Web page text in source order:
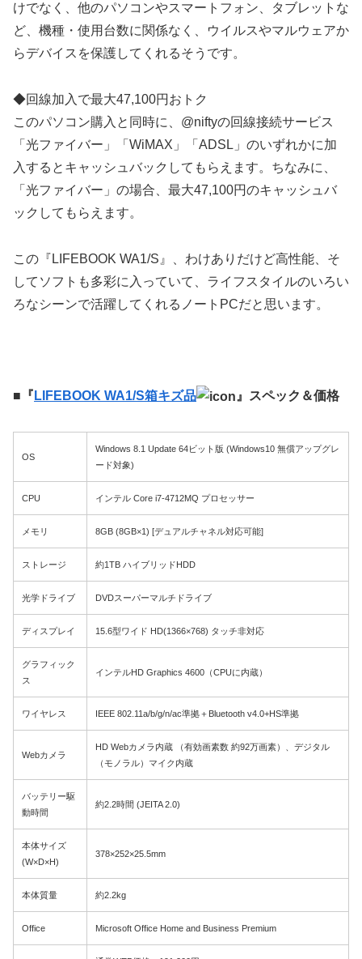
けでなく、他のパソコンやスマートフォン、タブレットな
ど、機種・使用台数に関係なく、ウイルスやマルウェアか
らデバイスを保護してくれるそうです。
◆回線加入で最大47,100円おトク
このパソコン購入と同時に、@niftyの回線接続サービス
「光ファイバー」「WiMAX」「ADSL」のいずれかに加
入するとキャッシュバックしてもらえます。ちなみに、
「光ファイバー」の場合、最大47,100円のキャッシュバ
ックしてもらえます。
この『LIFEBOOK WA1/S』、わけありだけど高性能、そ
してソフトも多彩に入っていて、ライフスタイルのいろい
ろなシーンで活躍してくれるノートPCだと思います。
■『 LIFEBOOK WA1/S箱キズ品 』スペック＆価格
OS
Windows 8.1 Update 64ビット版 (Windows10 無償アップグレ
ード対象)
CPU インテル Core i7-4712MQ プロセッサー
メモリ 8GB (8GB×1) [デュアルチャネル対応可能]
ストレージ 約1TB ハイブリッドHDD
光学ドライブ DVDスーパーマルチドライブ
ディスプレイ 15.6型ワイド HD(1366×768) タッチ非対応
グラフィック
ス
インテルHD Graphics 4600（CPUに内蔵）
ワイヤレス IEEE 802.11a/b/g/n/ac準拠＋Bluetooth v4.0+HS準拠
Webカメラ
HD Webカメラ内蔵 （有効画素数 約92万画素）、デジタル
（モノラル）マイク内蔵
バッテリー駆
動時間
約2.2時間 (JEITA 2.0)
本体サイズ
(W×D×H)
378×252×25.5mm
本体質量 約2.2kg
Office Microsoft Office Home and Business Premium